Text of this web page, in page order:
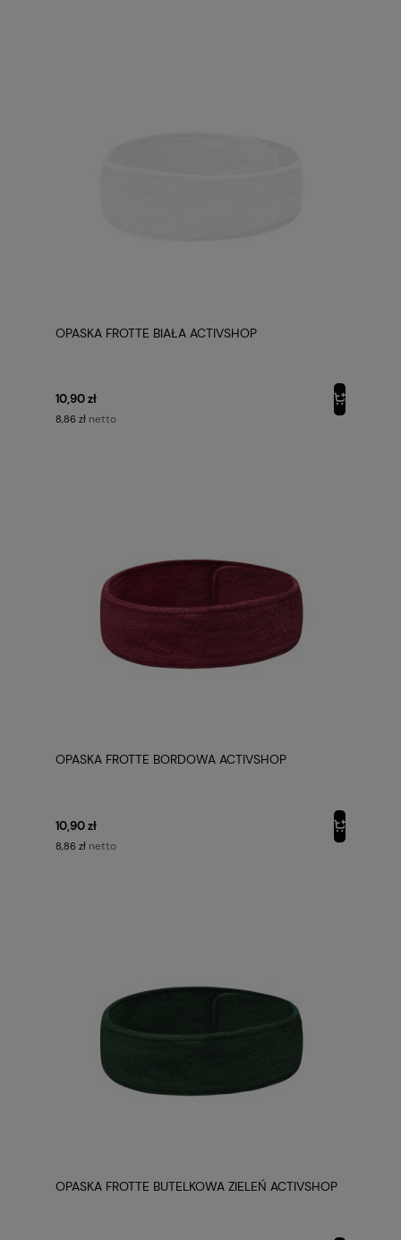
OPASKA FROTTE BIAŁA ACTIVSHOP
10,90 zł
8,86 zł netto
OPASKA FROTTE BORDOWA ACTIVSHOP
10,90 zł
8,86 zł netto
OPASKA FROTTE BUTELKOWA ZIELEŃ ACTIVSHOP